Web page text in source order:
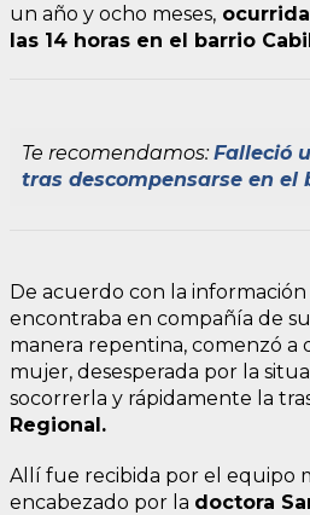
un año y ocho meses,
las 14 horas en el barrio
Te recomendamos:Falleció
tras descompensarse en el
De acuerdo con la
encontraba en compañía de
manera repentina, comenzó a
mujer, desesperada por la
socorrerla y rápidamente la
Regional.
Allí fue recibida por el equipo
encabezado por la doctora